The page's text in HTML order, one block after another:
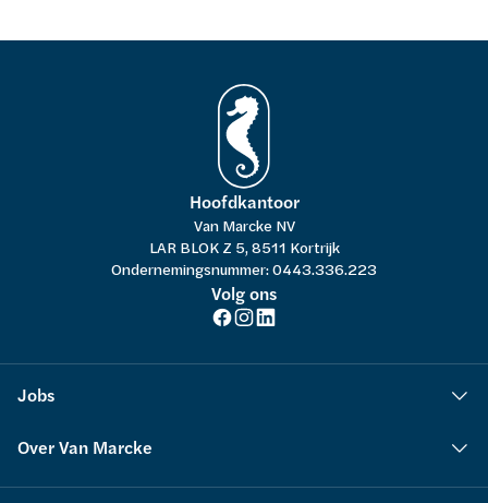
Hoofdkantoor
Van Marcke NV
LAR BLOK Z 5, 8511 Kortrijk
Ondernemingsnummer: 0443.336.223
Volg ons
Jobs
Over Van Marcke